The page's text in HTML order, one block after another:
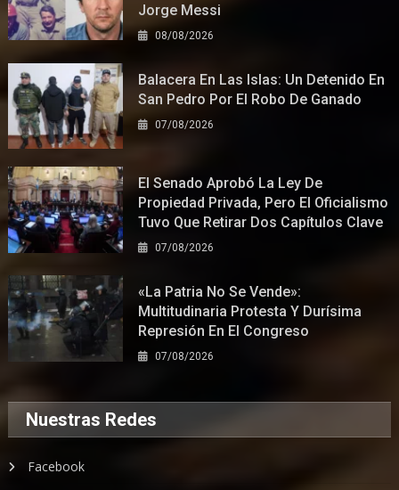
Jorge Messi
08/08/2026
Balacera En Las Islas: Un Detenido En
San Pedro Por El Robo De Ganado
07/08/2026
El Senado Aprobó La Ley De
Propiedad Privada, Pero El Oficialismo
Tuvo Que Retirar Dos Capítulos Clave
07/08/2026
«La Patria No Se Vende»:
Multitudinaria Protesta Y Durísima
Represión En El Congreso
07/08/2026
Nuestras Redes
Facebook